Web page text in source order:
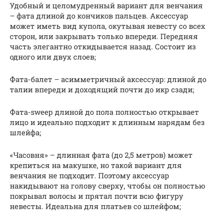
Удобный и целомудренный вариант для венчания
– фата длиной до кончиков пальцев. Аксессуар
может иметь вид купола, окутывая невесту со всех
сторон, или закрывать только впереди. Передняя
часть элегантно откидывается назад. Состоит из
одного или двух слоев;
Фата-балет – асимметричный аксессуар: длиной до
талии впереди и доходящий почти до икр сзади;
Фата-sweep длиной до пола полностью открывает
лицо и идеально подходит к длинным нарядам без
шлейфа;
«Часовня» – длинная фата (до 2,5 метров) может
крепиться на макушке, но такой вариант для
венчания не подходит. Поэтому аксессуар
накидывают на голову сверху, чтобы он полностью
покрывал волосы и прятал почти всю фигуру
невесты. Идеальна для платьев со шлейфом;